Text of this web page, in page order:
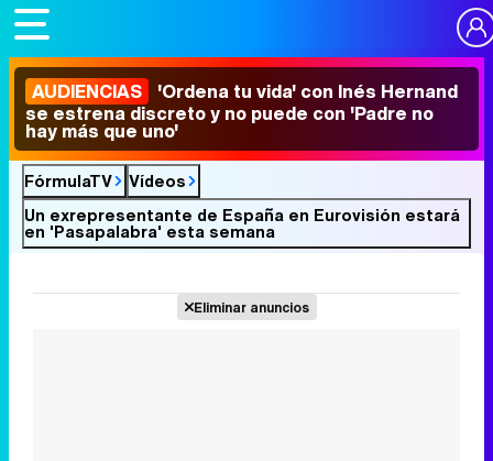
AUDIENCIAS 'Ordena tu vida' con Inés Hernand
se estrena discreto y no puede con 'Padre no
hay más que uno'
FórmulaTV
Vídeos
Un exrepresentante de España en Eurovisión estará
en 'Pasapalabra' esta semana
Eliminar anuncios